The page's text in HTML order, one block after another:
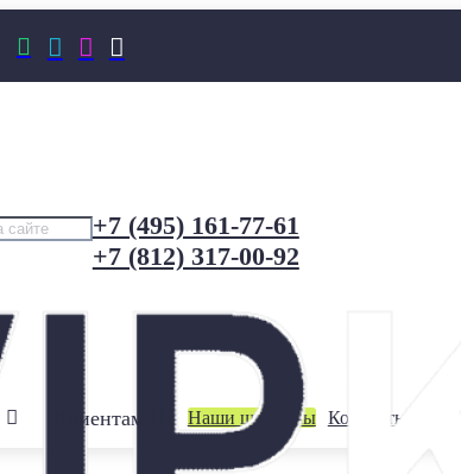
   
+7 (495) 161-77-61
+7 (812) 317-00-92
Клиентам Наши шоурумы Контакты